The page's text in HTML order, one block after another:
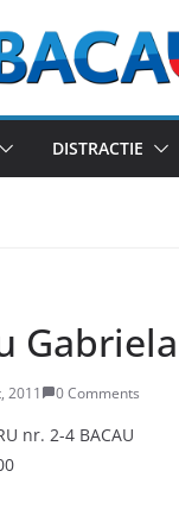
DISTRACTIE
Gabriela
2011 0 Comments
nr. 2-4 BACAU